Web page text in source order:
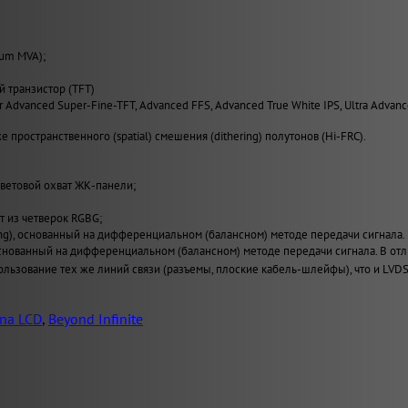
MVA);
(TFT)
Super-Fine-TFT, Advanced FFS, Advanced True White IPS, Ultra
пространственного (spatial) смешения (dithering) полутонов (Hi-FRC).
охват ЖК-панели;
четверок RGBG;
основанный на дифференциальном (балансном) методе передачи сигнала.
на дифференциальном (балансном) методе передачи сигнала. В
тех же линий связи (разъемы, плоские кабель-шлейфы), что и
LCD, Beyond Infinite